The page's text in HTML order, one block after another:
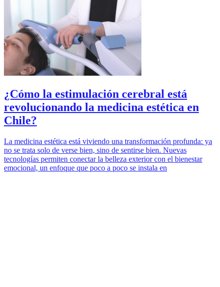
¿Cómo la estimulación cerebral está
revolucionando la medicina estética en
Chile?
La medicina estética está viviendo una transformación profunda: ya
no se trata solo de verse bien, sino de sentirse bien. Nuevas
tecnologías permiten conectar la belleza exterior con el bienestar
emocional, un enfoque que poco a poco se instala en